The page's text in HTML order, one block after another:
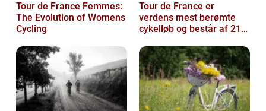
Tour de France Femmes:
The Evolution of Womens
Cycling
Tour de France er
verdens mest berømte
cykelløb og består af 21